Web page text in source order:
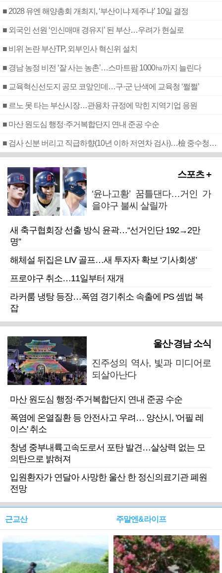
■ 2028 유엔 해양총회 개최지, ‘부산이냐 제주냐’ 10일 결정
■ 외국인 선원 ‘인신매매 경유지’ 된 부산…우려가 현실로
■ 비위 논란 부산TP, 외부인사 혁신위 설치
■ 경남 농정 비전 ‘잘 사는 농촌’…스마트팜 1000㏊까지 늘린다
■ 교육혁신선도지 공모 코앞인데…구·군 난색에 교육청 ‘쩔쩔’
■ 르노 못 타는 부산시장…관용차 규정에 막힌 지역기업 응원
■ 마산 원도심 행정·주거복합단지 연내 준공 수순
■ 검사 신분 버리고 직급하향(10년 이하 저연차 검사)…檢 중수청행 기피
스포츠 +
‘윤나고황’ 꿈틀댄다…거인 가
을야구 불씨 살릴까
새 축구협회장 선출 방식 윤곽…“선거인단 192→2만
명”
해체설 뒤집은 LIV 골프…새 투자자 확보 ‘기사회생’
프로야구 취소…11일부터 재개
라커룸 냉탕 등장…폭염 경기취소 속출에 PS 셈법 복
잡
울산·경남 소식
진주성의 역사, 빛과 미디어로
되살아난다
마산 원도심 행정·주거복합단지 연내 준공 수순
폭염에 온열질환 등 안전사고 우려… 양산시, '어필 레
이스' 취소
창녕 중부내륙고속도로서 포탄 발견…살상력 없는 모
의탄으로 밝혀져
입원환자가 연달아 사망한 울산 한 정신의료기관 폐원
전망
근교산 주말엔&라이프